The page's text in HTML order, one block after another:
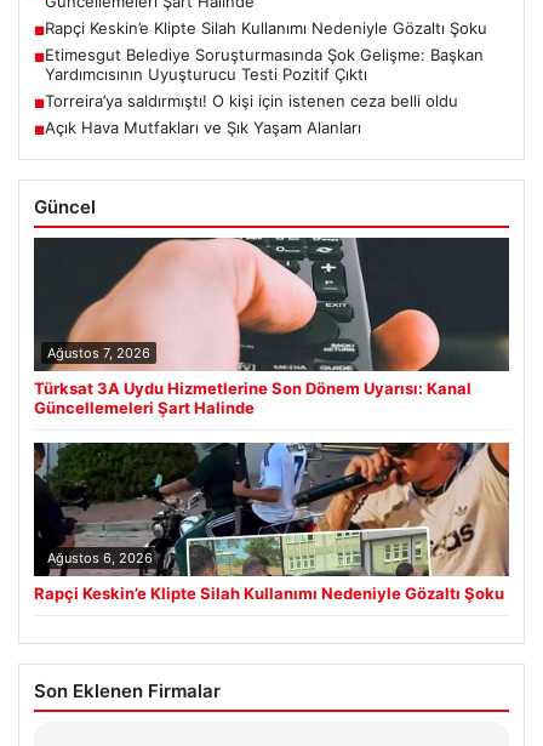
■Rapçi Keskin’e Klipte Silah Kullanımı Nedeniyle Gözaltı Şoku
■Etimesgut Belediye Soruşturmasında Şok Gelişme: Başkan
Yardımcısının Uyuşturucu Testi Pozitif Çıktı
■Torreira’ya saldırmıştı! O kişi için istenen ceza belli oldu
■Açık Hava Mutfakları ve Şık Yaşam Alanları
Güncel
Ağustos 7, 2026
Türksat 3A Uydu Hizmetlerine Son Dönem Uyarısı: Kanal
Güncellemeleri Şart Halinde
Ağustos 6, 2026
Rapçi Keskin’e Klipte Silah Kullanımı Nedeniyle Gözaltı Şoku
Son Eklenen Firmalar